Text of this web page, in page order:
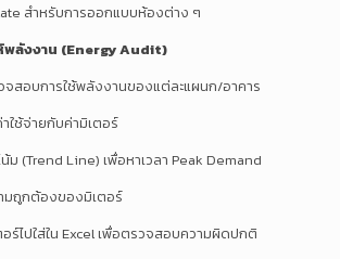
สำหรับการออกแบบห้องต่าง ๆ
ห์พลังงาน (Energy Audit)
จสอบการใช้พลังงานของแต่ละแผนก/อาคาร
ใช้จ่ายกับค่ามิเตอร์
ม (Trend Line) เพื่อหาเวลา Peak Demand
มถูกต้องของมิเตอร์
ร์ไปใส่ใน Excel เพื่อตรวจสอบความผิดปกติ